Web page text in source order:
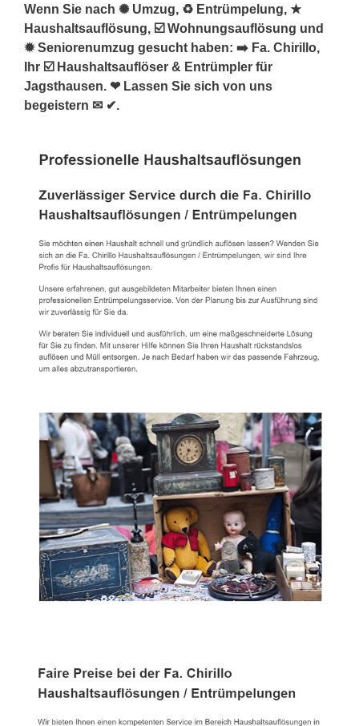
Wenn Sie nach ✺ Umzug, ♻ Entrümpelung, ★
Haushaltsauflösung, ☑️ Wohnungsauflösung und
✹ Seniorenumzug gesucht haben: ➡️ Fa. Chirillo,
Ihr ☑️ Haushaltsauflöser & Entrümpler für
Jagsthausen. ❤ Lassen Sie sich von uns
begeistern ✉ ✔.